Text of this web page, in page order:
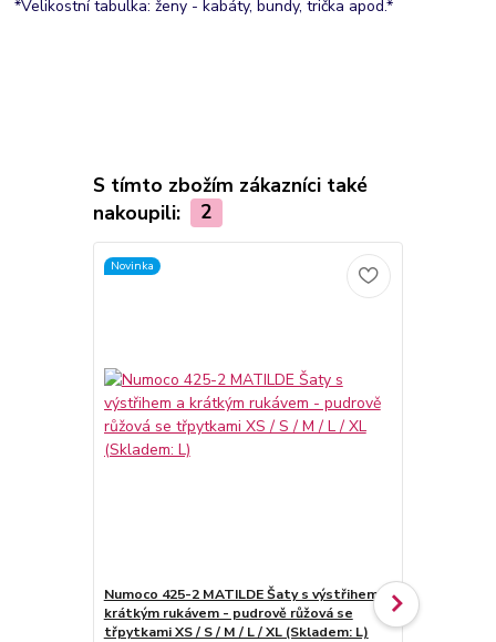
*Velikostní tabulka: ženy - kabáty, bundy, trička apod.*
S tímto zbožím zákazníci také
nakoupili:
2
Novinka
Numoco 425-2 MATILDE Šaty s výstřihem a
krátkým rukávem - pudrově růžová se
třpytkami XS / S / M / L / XL (Skladem: L)
Numoco
krátkým